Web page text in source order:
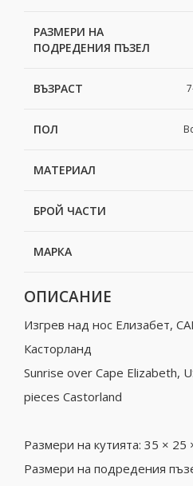
РАЗМЕРИ НА
ПОДРЕДЕНИЯ ПЪЗЕЛ
ВЪЗРАСТ
ПОЛ
МАТЕРИАЛ
БРОЙ ЧАСТИ
МАРКА
ОПИСАНИЕ
Изгрев над нос Елизабет,
Касторланд
Sunrise over Cape Elizabeth,
pieces Castorland
Размери на кутията: 35 × 25
Размери на подредения